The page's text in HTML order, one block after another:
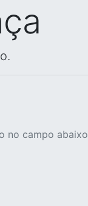
no campo abaixo